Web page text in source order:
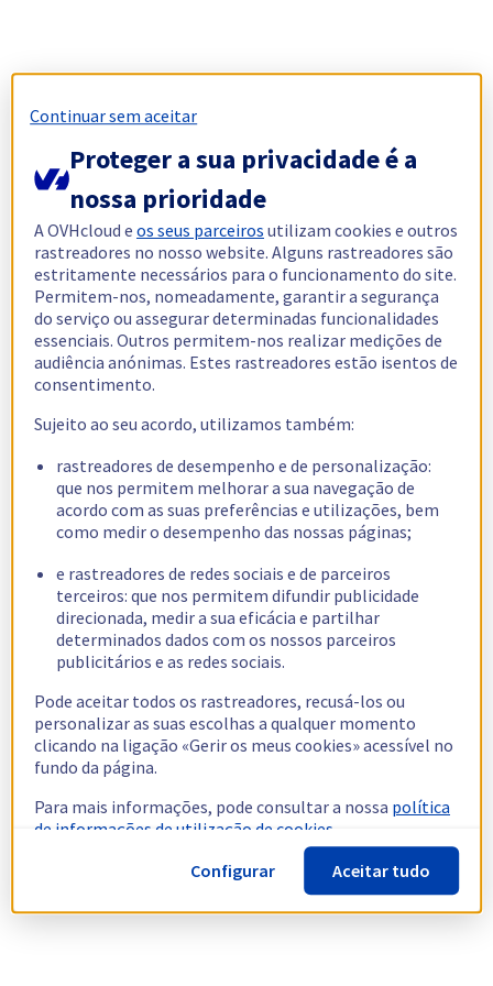
Continuar sem aceitar
Proteger a sua privacidade é a
nossa prioridade
A OVHcloud eos seus parceiros utilizam cookies e outros
rastreadores no nosso website. Alguns rastreadores são
estritamente necessários para o funcionamento do site.
Permitem-nos, nomeadamente, garantir a segurança
do serviço ou assegurar determinadas funcionalidades
essenciais. Outros permitem-nos realizar medições de
audiência anónimas. Estes rastreadores estão isentos de
consentimento.
Sujeito ao seu acordo, utilizamos também:
rastreadores de desempenho e de personalização:
que nos permitem melhorar a sua navegação de
acordo com as suas preferências e utilizações, bem
como medir o desempenho das nossas páginas;
e rastreadores de redes sociais e de parceiros
terceiros: que nos permitem difundir publicidade
direcionada, medir a sua eficácia e partilhar
determinados dados com os nossos parceiros
publicitários e as redes sociais.
Pode aceitar todos os rastreadores, recusá-los ou
personalizar as suas escolhas a qualquer momento
clicando na ligação «Gerir os meus cookies» acessível no
fundo da página.
Para mais informações, pode consultar a nossa política
de informações de utilização de cookies.
Configurar
Aceitar tudo